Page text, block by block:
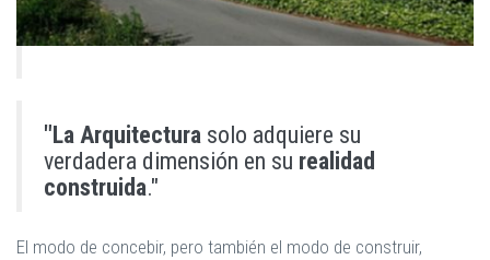
"La Arquitectura solo adquiere su
verdadera dimensión en su realidad
construida."
El modo de concebir, pero también el modo de construir,